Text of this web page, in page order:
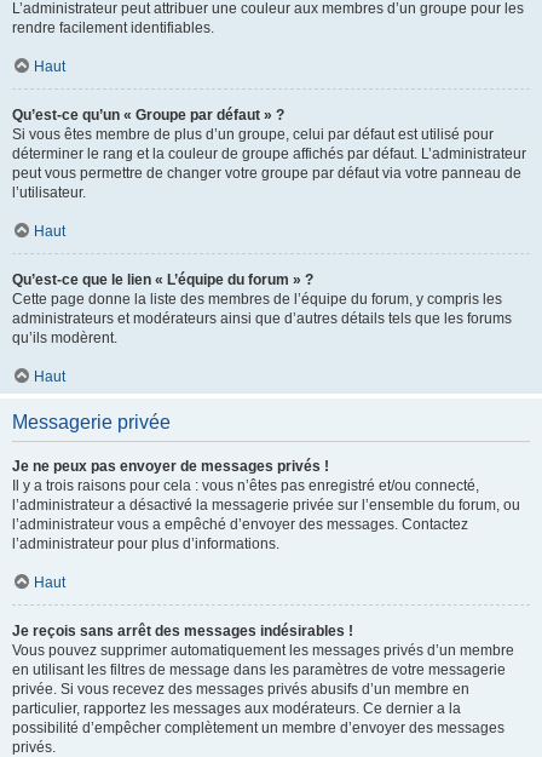
L’administrateur peut attribuer une couleur aux membres d’un groupe pour les
rendre facilement identifiables.
Haut
Qu’est-ce qu’un « Groupe par défaut » ?
Si vous êtes membre de plus d’un groupe, celui par défaut est utilisé pour
déterminer le rang et la couleur de groupe affichés par défaut. L’administrateur
peut vous permettre de changer votre groupe par défaut via votre panneau de
l’utilisateur.
Haut
Qu’est-ce que le lien « L’équipe du forum » ?
Cette page donne la liste des membres de l’équipe du forum, y compris les
administrateurs et modérateurs ainsi que d’autres détails tels que les forums
qu’ils modèrent.
Haut
Messagerie privée
Je ne peux pas envoyer de messages privés !
Il y a trois raisons pour cela : vous n’êtes pas enregistré et/ou connecté,
l’administrateur a désactivé la messagerie privée sur l’ensemble du forum, ou
l’administrateur vous a empêché d’envoyer des messages. Contactez
l’administrateur pour plus d’informations.
Haut
Je reçois sans arrêt des messages indésirables !
Vous pouvez supprimer automatiquement les messages privés d’un membre
en utilisant les filtres de message dans les paramètres de votre messagerie
privée. Si vous recevez des messages privés abusifs d’un membre en
particulier, rapportez les messages aux modérateurs. Ce dernier a la
possibilité d’empêcher complètement un membre d’envoyer des messages
privés.